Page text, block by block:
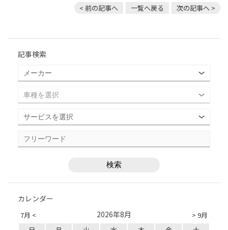
< 前の記事へ 一覧へ戻る 次の記事へ >
記事検索
カレンダー
7月 < > 9月
2026年8月